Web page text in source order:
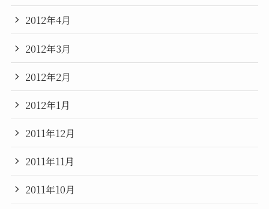
2012年4月
2012年3月
2012年2月
2012年1月
2011年12月
2011年11月
2011年10月